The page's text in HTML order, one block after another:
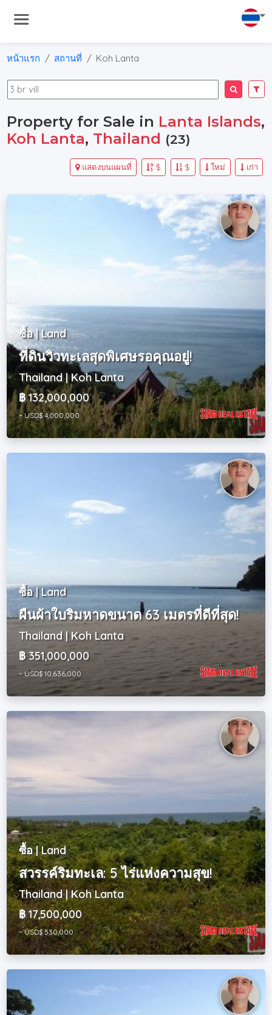
หน้าแรก สถานที่ Koh Lanta
Property for Sale in Lanta Islands,
Koh Lanta, Thailand (23)
เก่า
ใหม่
$
$
แสดงบนแผนที่
ซื้อ | Land
ที่ดินวิวทะเลสุดพิเศษรอคุณอยู่!
Thailand | Koh Lanta
฿ 132,000,000
~ USD$ 4,000,000
ซื้อ | Land
ผืนผ้าใบริมหาดขนาด 63 เมตรที่ดีที่สุด!
Thailand | Koh Lanta
฿ 351,000,000
~ USD$ 10,636,000
ซื้อ | Land
สวรรค์ริมทะเล: 5 ไร่แห่งความสุข!
Thailand | Koh Lanta
฿ 17,500,000
~ USD$ 530,000